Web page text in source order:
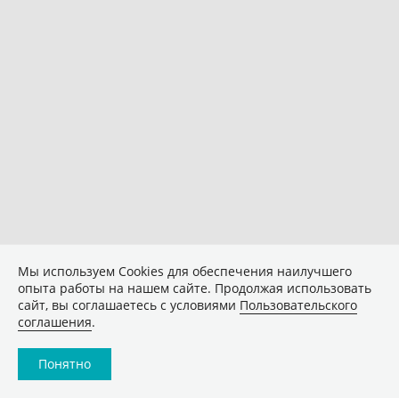
Мы используем Сookies для обеспечения наилучшего
опыта работы на нашем сайте. Продолжая использовать
сайт, вы соглашаетесь с условиями Пользовательского
соглашения.
Понятно